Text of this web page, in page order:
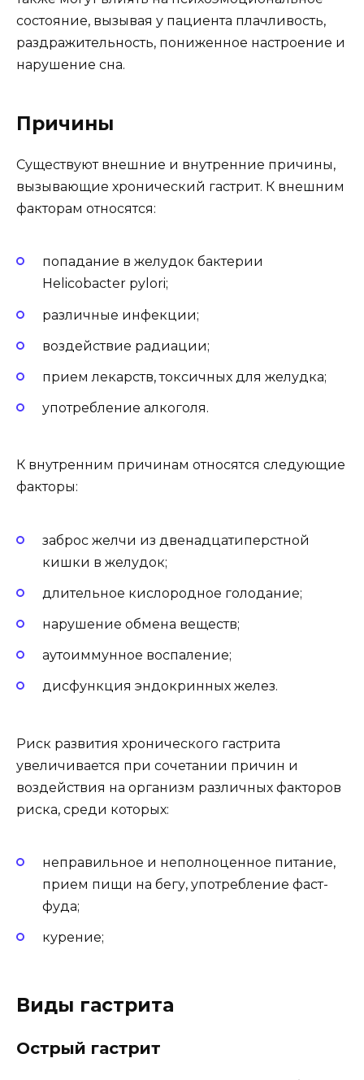
состояние, вызывая у пациента плачливость,
раздражительность, пониженное настроение и
нарушение сна.
Причины
Существуют внешние и внутренние причины,
вызывающие хронический гастрит. К внешним
факторам относятся:
попадание в желудок бактерии
Helicobacter pylori;
различные инфекции;
воздействие радиации;
прием лекарств, токсичных для желудка;
употребление алкоголя.
К внутренним причинам относятся следующие
факторы:
заброс желчи из двенадцатиперстной
кишки в желудок;
длительное кислородное голодание;
нарушение обмена веществ;
аутоиммунное воспаление;
дисфункция эндокринных желез.
Риск развития хронического гастрита
увеличивается при сочетании причин и
воздействия на организм различных факторов
риска, среди которых:
неправильное и неполноценное питание,
прием пищи на бегу, употребление фаст-
фуда;
курение;
Виды гастрита
Острый гастрит